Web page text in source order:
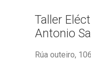
Taller
Antonio
Rúa outeiro,